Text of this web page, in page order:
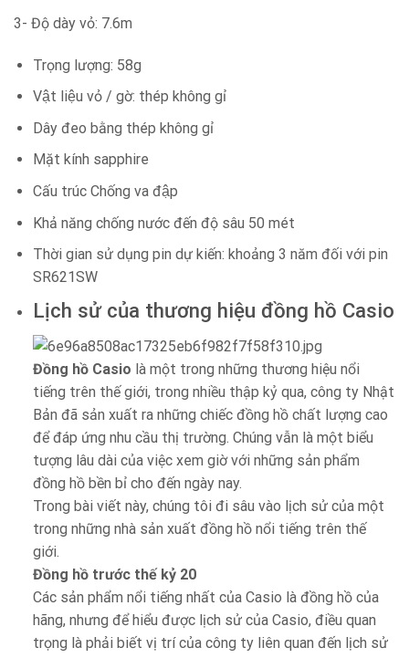
3- Độ dày vỏ: 7.6m
Trọng lượng: 58g
Vật liệu vỏ / gờ: thép không gỉ
Dây đeo bằng thép không gỉ
Mặt kính sapphire
Cấu trúc Chống va đập
Khả năng chống nước đến độ sâu 50 mét
Thời gian sử dụng pin dự kiến: khoảng 3 năm đối với pin
SR621SW
Lịch sử của thương hiệu đồng hồ Casio
Đồng hồ Casio là một trong những thương hiệu nổi
tiếng trên thế giới, trong nhiều thập kỷ qua, công ty Nhật
Bản đã sản xuất ra những chiếc đồng hồ chất lượng cao
để đáp ứng nhu cầu thị trường. Chúng vẫn là một biểu
tượng lâu dài của việc xem giờ với những sản phẩm
đồng hồ bền bỉ cho đến ngày nay.
Trong bài viết này, chúng tôi đi sâu vào lịch sử của một
trong những nhà sản xuất đồng hồ nổi tiếng trên thế
giới.
Đồng hồ trước thế kỷ 20
Các sản phẩm nổi tiếng nhất của Casio là đồng hồ của
hãng, nhưng để hiểu được lịch sử của Casio, điều quan
trọng là phải biết vị trí của công ty liên quan đến lịch sử